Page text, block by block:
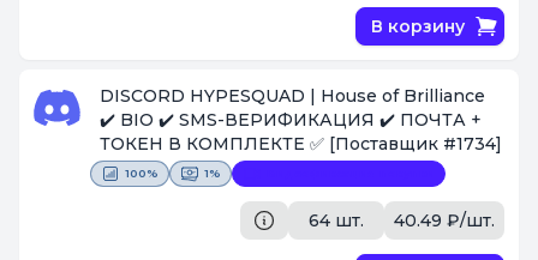
В корзину
DISCORD HYPESQUAD | House of Brilliance
✔️ BIO ✔️ SMS-ВЕРИФИКАЦИЯ ✔️ ПОЧТА +
ТОКЕН В КОМПЛЕКТЕ ✅ [Поставщик #1734]
100% 1%
64 шт. 40.49 ₽/шт.